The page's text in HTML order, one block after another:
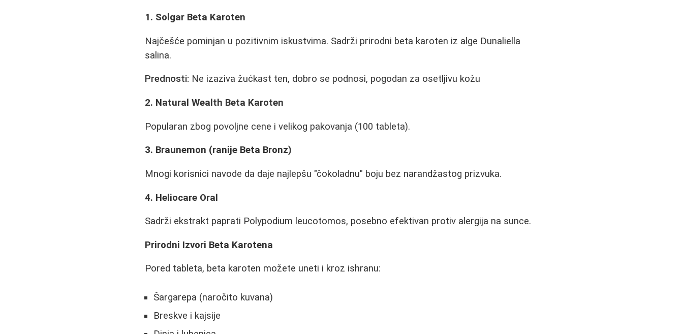
1. Solgar Beta Karoten
Najčešće pominjan u pozitivnim iskustvima. Sadrži prirodni beta karoten iz alge Dunaliella
salina.
Prednosti: Ne izaziva žućkast ten, dobro se podnosi, pogodan za osetljivu kožu
2. Natural Wealth Beta Karoten
Popularan zbog povoljne cene i velikog pakovanja (100 tableta).
3. Braunemon (ranije Beta Bronz)
Mnogi korisnici navode da daje najlepšu "čokoladnu" boju bez narandžastog prizvuka.
4. Heliocare Oral
Sadrži ekstrakt paprati Polypodium leucotomos, posebno efektivan protiv alergija na sunce.
Prirodni Izvori Beta Karotena
Pored tableta, beta karoten možete uneti i kroz ishranu:
Šargarepa (naročito kuvana)
Breskve i kajsije